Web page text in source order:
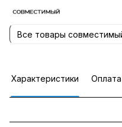
Все товары
Характеристики Оплата